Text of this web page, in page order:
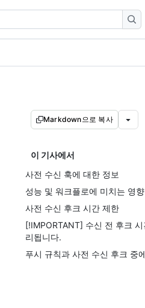
Markdown으로 복사
이 기사에서
사전 수신 훅에 대한 정보
성능 및 워크플로에 미치는 영향
사전 수신 후크 시간 제한
[!IMPORTANT] 수신 전 후크
리됩니다.
푸시 규칙과 사전 수신 후크 중